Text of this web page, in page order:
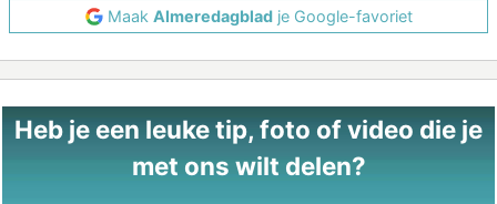
Maak Almeredagbladje Google-favoriet
Heb je een leuke tip, foto of video die je
met ons wilt delen?